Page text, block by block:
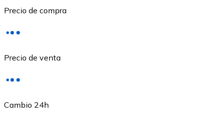
ETH
Precio de compra
Precio de venta
Cambio 24h